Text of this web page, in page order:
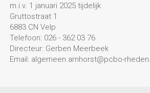
m.i.v. 1 januari 2025 tijdelijk
Gruttostraat 1
6883 CN Velp
Telefoon: 026 - 362 03 76
Directeur: Gerben Meerbeek
Email: algemeen.arnhorst@pcbo-